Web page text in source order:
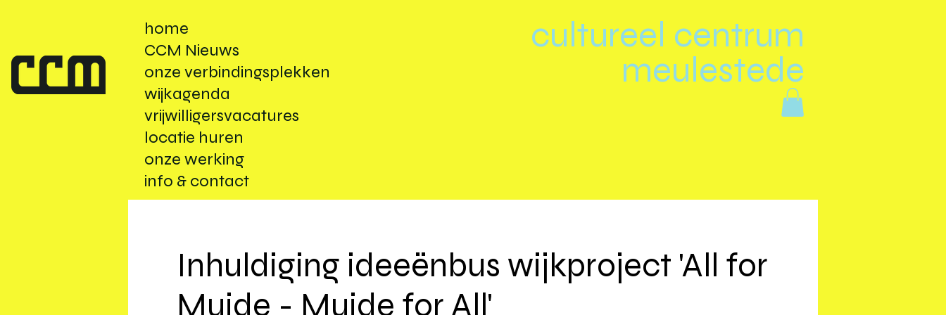
home
CCM Nieuws
onze verbindingsplekken
wijkagenda
vrijwilligersvacatures
locatie huren
onze werking
info & contact
cultureel centrum
meulestede
Inhuldiging ideeënbus wijkproject 'All for
Muide - Muide for All'